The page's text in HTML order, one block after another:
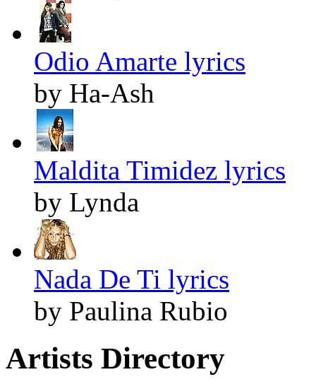
Odio Amarte lyrics
by Ha-Ash
Maldita Timidez lyrics
by Lynda
Nada De Ti lyrics
by Paulina Rubio
Artists Directory